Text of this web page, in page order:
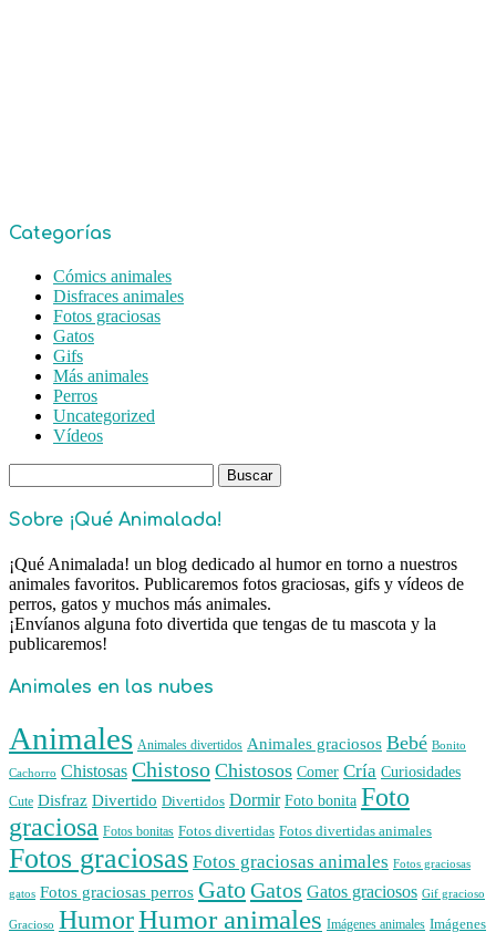
Categorías
Cómics animales
Disfraces animales
Fotos graciosas
Gatos
Gifs
Más animales
Perros
Uncategorized
Vídeos
Sobre ¡Qué Animalada!
¡Qué Animalada! un blog dedicado al humor en torno a nuestros
animales favoritos. Publicaremos fotos graciosas, gifs y vídeos de
perros, gatos y muchos más animales.
¡Envíanos alguna foto divertida que tengas de tu mascota y la
publicaremos!
Animales en las nubes
Animales Animales divertidos Animales graciosos Bebé Bonito
Cachorro Chistosas Chistoso Chistosos Comer Cría Curiosidades
Cute Disfraz Divertido Divertidos Dormir Foto bonita Foto
graciosa Fotos bonitas Fotos divertidas Fotos divertidas animales
Fotos graciosas Fotos graciosas animales Fotos graciosas
gatos Fotos graciosas perros GatoGatos Gatos graciosos Gif gracioso
Gracioso HumorHumor animales Imágenes animales Imágenes